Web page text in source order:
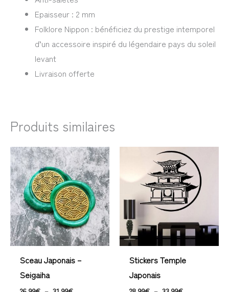
Epaisseur : 2 mm
Folklore Nippon : bénéficiez du prestige intemporel
d’un accessoire inspiré du légendaire pays du soleil
levant
Livraison offerte
Produits similaires
Sceau Japonais –
Seigaiha
Plage
de
prix :
26,99€
à
31,99€
Stickers Temple
Japonais
Plage
de
prix :
28,99€
à
33,99€